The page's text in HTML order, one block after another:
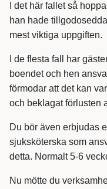
I det här fallet så
han hade
mest viktiga uppgiften.
I de flesta fall har
boendet och hen
förmodar att det kan
och beklagat förlusten
Du bör även erbjudas
sjuksköterska som
detta. Normalt 5-6
Nu mötte du